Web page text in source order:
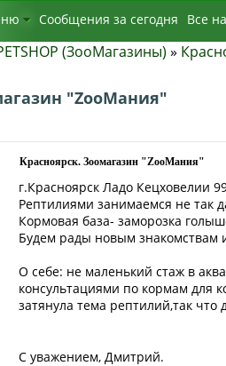
(ЗооМагазины) »
"ZooМания"
Красноярск. Зоомагазин "ZooМания"
г.Красноярск Ладо Кецховелии
Рептилиями занимаемся не так
Кормовая база- заморозка
Будем рады новым знакомствам
О себе: не маленький стаж в
консультациями по кормам для
затянула тема рептилий,так
С уважением, Дмитрий.
Сообщения за сегодня Bсе